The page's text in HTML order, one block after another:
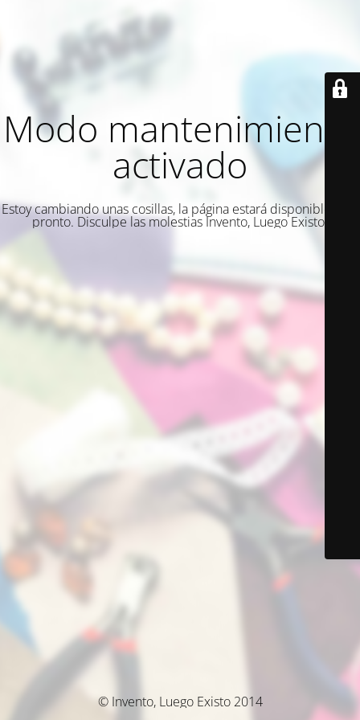
Modo mantenimiento
activado
Estoy cambiando unas cosillas, la página estará disponible muy
pronto. Disculpe las molestias Invento, Luego Existo.
© Invento, Luego Existo 2014